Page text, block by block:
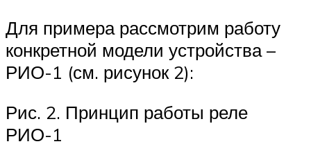
Для примера рассмотрим работу
конкретной модели устройства –
РИО-1 (см. рисунок 2):
Рис. 2. Принцип работы реле
РИО-1